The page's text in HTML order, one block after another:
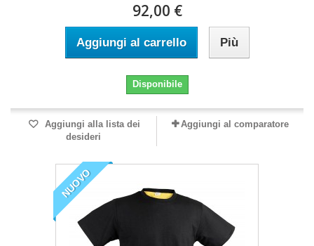
92,00 €
Aggiungi al carrello Più
Disponibile
Aggiungi alla lista dei
desideri
Aggiungi al comparatore
NUOVO